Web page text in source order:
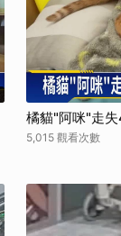
橘貓"阿咪"走
5,015 觀看次數